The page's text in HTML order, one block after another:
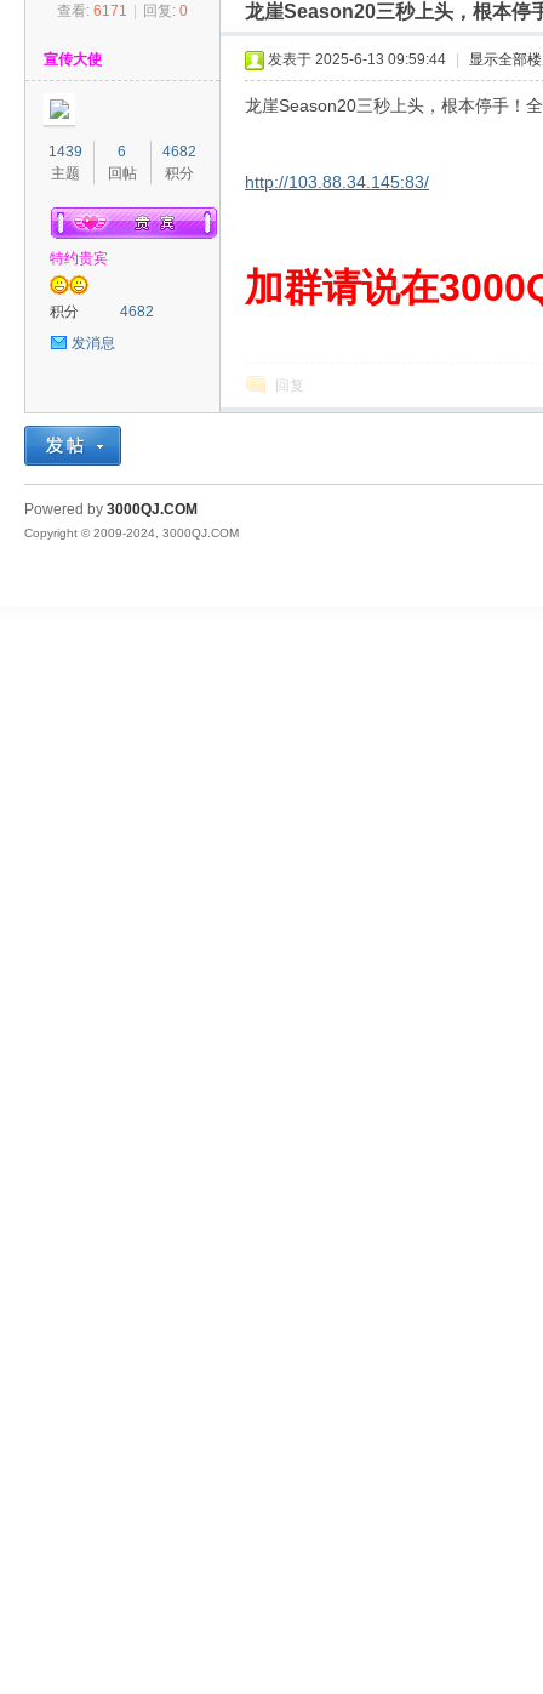
QJ
› ›
查看: 6171 回复: 0 龙崖Season20三秒上头，根本停
宣传大使
1439
主题
6
回帖
4682
积分
特约贵宾
积分
4682
发消息
发表于 2025-6-13 09:59:44 显示全部
龙崖Season20三秒上头，根本停手！
http://103.88.34.145:83/
加群请说在
回复
Powered by 3000QJ.COM
Copyright © 2009-2024, 3000QJ.COM